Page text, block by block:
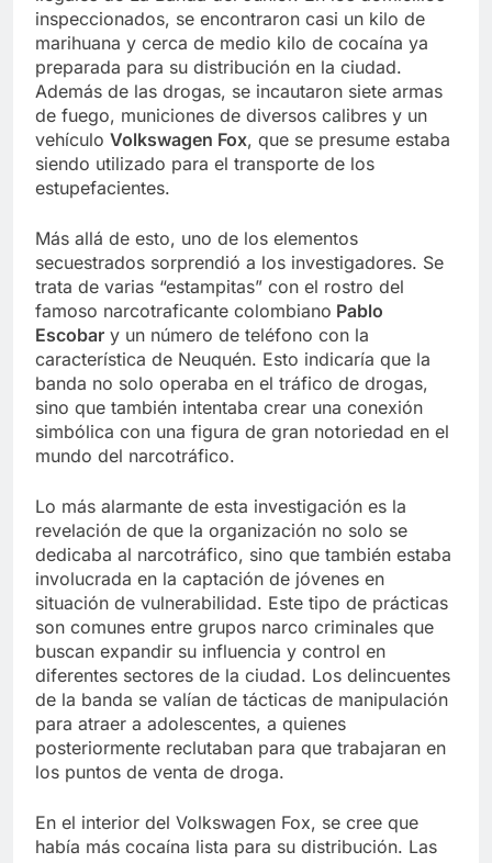
inspeccionados, se encontraron casi un kilo de
marihuana y cerca de medio kilo de cocaína ya
preparada para su distribución en la ciudad.
Además de las drogas, se incautaron siete armas
de fuego, municiones de diversos calibres y un
vehículo Volkswagen Fox, que se presume estaba
siendo utilizado para el transporte de los
estupefacientes.
Más allá de esto, uno de los elementos
secuestrados sorprendió a los investigadores. Se
trata de varias “estampitas” con el rostro del
famoso narcotraficante colombiano Pablo
Escobar y un número de teléfono con la
característica de Neuquén. Esto indicaría que la
banda no solo operaba en el tráfico de drogas,
sino que también intentaba crear una conexión
simbólica con una figura de gran notoriedad en el
mundo del narcotráfico.
Lo más alarmante de esta investigación es la
revelación de que la organización no solo se
dedicaba al narcotráfico, sino que también estaba
involucrada en la captación de jóvenes en
situación de vulnerabilidad. Este tipo de prácticas
son comunes entre grupos narco criminales que
buscan expandir su influencia y control en
diferentes sectores de la ciudad. Los delincuentes
de la banda se valían de tácticas de manipulación
para atraer a adolescentes, a quienes
posteriormente reclutaban para que trabajaran en
los puntos de venta de droga.
En el interior del Volkswagen Fox, se cree que
había más cocaína lista para su distribución. Las